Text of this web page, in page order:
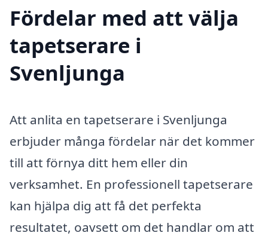
Fördelar med att välja
tapetserare i
Svenljunga
Att anlita en tapetserare i Svenljunga
erbjuder många fördelar när det kommer
till att förnya ditt hem eller din
verksamhet. En professionell tapetserare
kan hjälpa dig att få det perfekta
resultatet, oavsett om det handlar om att